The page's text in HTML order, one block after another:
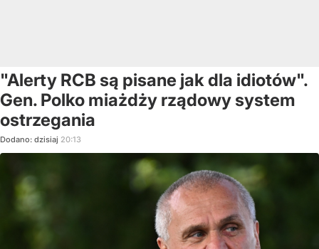
"Alerty RCB są pisane jak dla idiotów".
Gen. Polko miażdży rządowy system
ostrzegania
Dodano: dzisiaj 20:13